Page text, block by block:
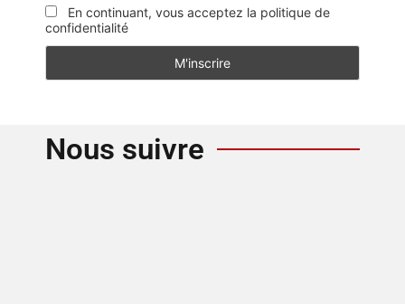
En continuant, vous acceptez la politique de
confidentialité
Nous suivre